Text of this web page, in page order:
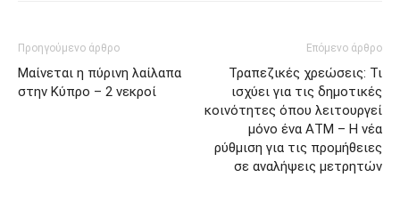
Προηγούμενο άρθρο
Μαίνεται η πύρινη λαίλαπα
στην Κύπρο – 2 νεκροί
Επόμενο άρθρο
Τραπεζικές χρεώσεις: Τι
ισχύει για τις δημοτικές
κοινότητες όπου λειτουργεί
μόνο ένα ΑΤΜ – Η νέα
ρύθμιση για τις προμήθειες
σε αναλήψεις μετρητών